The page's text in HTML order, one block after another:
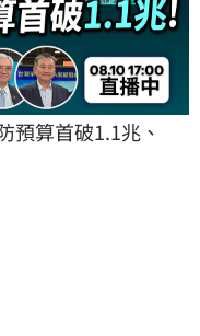
預算首破1.1兆、